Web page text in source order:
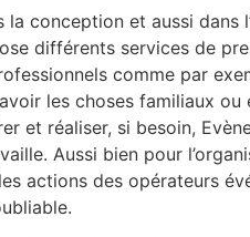
la conception et aussi dans
différents services de
comme par
les choses familiaux ou
et réaliser, si besoin,
Aussi bien pour
actions des opérateurs